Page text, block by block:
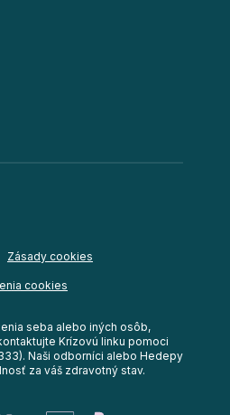
Zásady cookies
cookies
seba alebo iných osôb,
Krízovú linku pomoci
Naši odborníci alebo Hedepy
za váš zdravotný stav.